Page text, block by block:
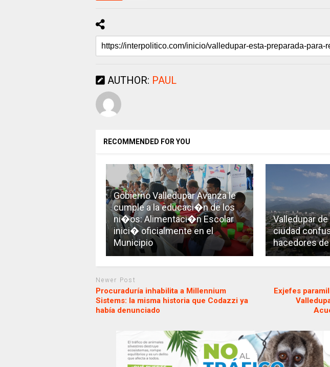
AUTHOR: PAUL
RECOMMENDED FOR YOU
Gobierno Valledupar Avanza le
cumple a la educaci�n de los
ni�os: Alimentaci�n Escolar
inici� oficialmente en el
Municipio
Valledupar
ciudad
hacedores
Newer Post
Procuraduría inhabilita a Millennium
Sistems: la misma historia que Codazzi ya
había denunciado
Exjefes